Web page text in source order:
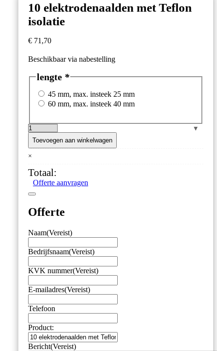
10 elektrodenaalden met Teflon
isolatie
€ 71,70
Beschikbaar via nabestelling
lengte *
45 mm, max. insteek 25 mm
60 mm, max. insteek 40 mm
10
elektrodenaalden
met
Teflon
aantal
Toevoegen aan winkelwagen
×
Totaal:
Offerte aanvragen
Offerte
Naam(Vereist)
Bedrijfsnaam(Vereist)
KVK nummer(Vereist)
E-mailadres(Vereist)
Telefoon
Product:
Bericht(Vereist)